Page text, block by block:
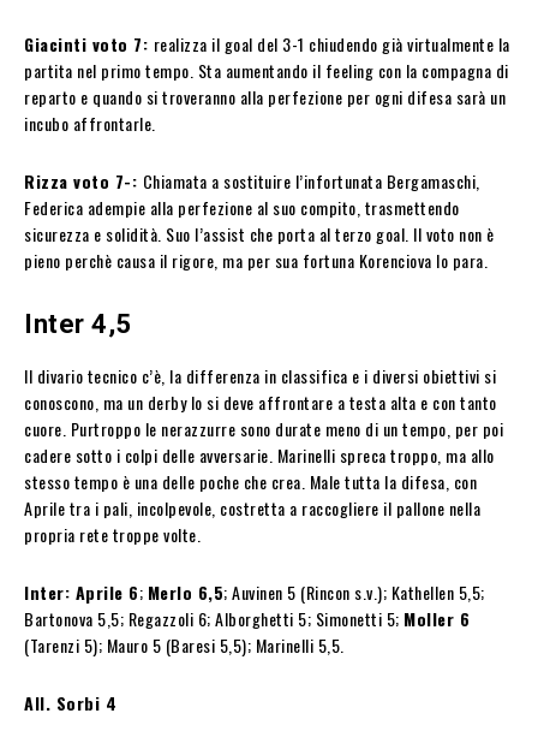
Giacinti voto 7: realizza il goal del 3-1 chiudendo già virtualmente la
partita nel primo tempo. Sta aumentando il feeling con la compagna di
reparto e quando si troveranno alla perfezione per ogni difesa sarà un
incubo affrontarle.
Rizza voto 7-: Chiamata a sostituire l’infortunata Bergamaschi,
Federica adempie alla perfezione al suo compito, trasmettendo
sicurezza e solidità. Suo l’assist che porta al terzo goal. Il voto non è
pieno perchè causa il rigore, ma per sua fortuna Korenciova lo para.
Inter 4,5
Il divario tecnico c’è, la differenza in classifica e i diversi obiettivi si
conoscono, ma un derby lo si deve affrontare a testa alta e con tanto
cuore. Purtroppo le nerazzurre sono durate meno di un tempo, per poi
cadere sotto i colpi delle avversarie. Marinelli spreca troppo, ma allo
stesso tempo è una delle poche che crea. Male tutta la difesa, con
Aprile tra i pali, incolpevole, costretta a raccogliere il pallone nella
propria rete troppe volte.
Inter: Aprile 6; Merlo 6,5; Auvinen 5 (Rincon s.v.); Kathellen 5,5;
Bartonova 5,5; Regazzoli 6; Alborghetti 5; Simonetti 5; Moller 6
(Tarenzi 5); Mauro 5 (Baresi 5,5); Marinelli 5,5.
All. Sorbi 4